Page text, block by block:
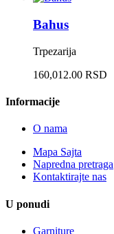
Bahus
Trpezarija
160,012.00 RSD
Informacije
O nama
Mapa Sajta
Napredna pretraga
Kontaktirajte nas
U ponudi
Garniture